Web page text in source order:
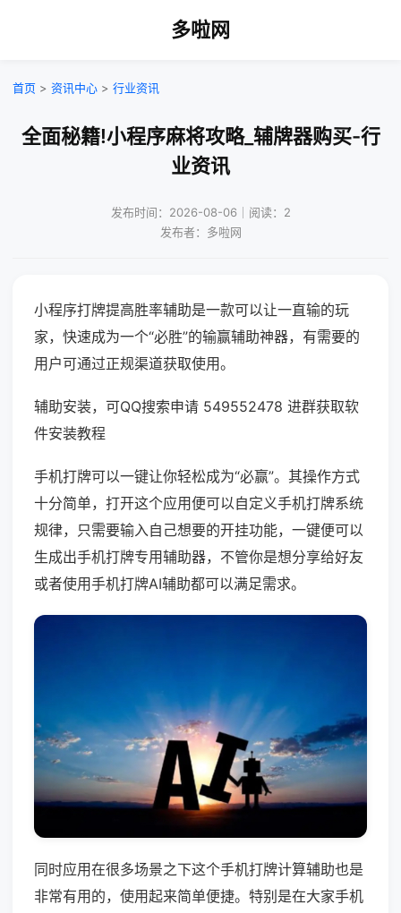
多啦网
首页 > 资讯中心 > 行业资讯
全面秘籍!小程序麻将攻略_辅牌器购买-行
业资讯
发布时间：2026-08-06｜阅读：2
发布者：多啦网
小程序打牌提高胜率辅助是一款可以让一直输的玩
家，快速成为一个“必胜”的输赢辅助神器，有需要的
用户可通过正规渠道获取使用。
辅助安装，可QQ搜索申请 549552478 进群获取软
件安装教程
手机打牌可以一键让你轻松成为“必赢”。其操作方式
十分简单，打开这个应用便可以自定义手机打牌系统
规律，只需要输入自己想要的开挂功能，一键便可以
生成出手机打牌专用辅助器，不管你是想分享给好友
或者使用手机打牌AI辅助都可以满足需求。
同时应用在很多场景之下这个手机打牌计算辅助也是
非常有用的，使用起来简单便捷。特别是在大家手机